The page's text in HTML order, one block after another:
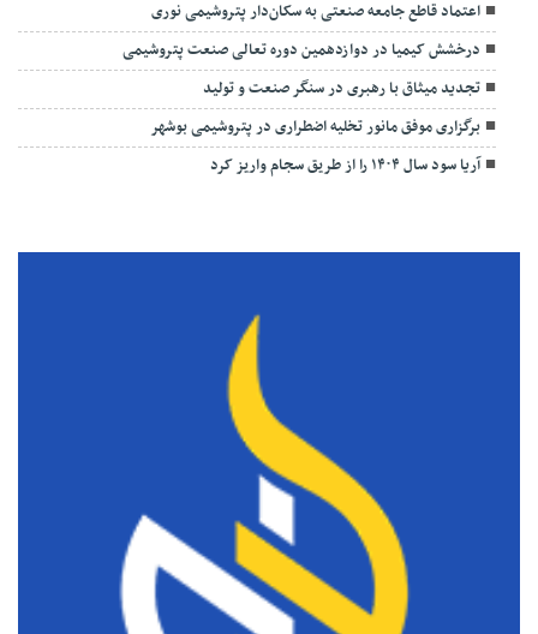
اعتماد قاطع جامعه صنعتی به سکان‌دار پتروشیمی نوری
درخشش کیمیا در دوازدهمین دوره تعالی صنعت پتروشیمی
تجدید میثاق با رهبری در سنگر صنعت و تولید
برگزاری موفق مانور تخلیه اضطراری در پتروشیمی بوشهر
آریا سود سال ۱۴۰۴ را از طریق سجام واریز کرد